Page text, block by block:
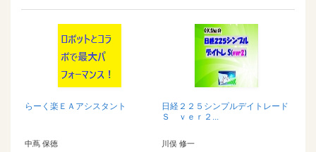
らーく楽ＥＡアシスタント
中蔦 保徳
日経２２５シンプルデイトレード
Ｓ ｖｅｒ２...
川俣 修一